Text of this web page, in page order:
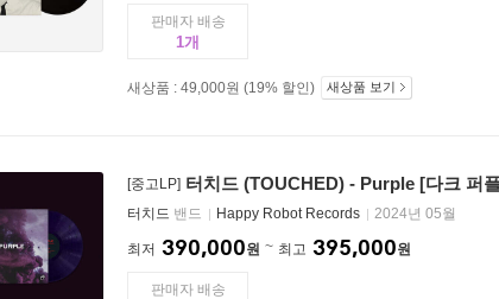
판매자 배송
1
새상품 : 49,000원 (19% 할인) 새상품 보기
[중고LP] 터치드 (TOUCHED) - Purple [다크 퍼
터치드 밴드 Happy Robot Records 2024년 05월
최저 390,000원 최고 395,000원
판매자 배송